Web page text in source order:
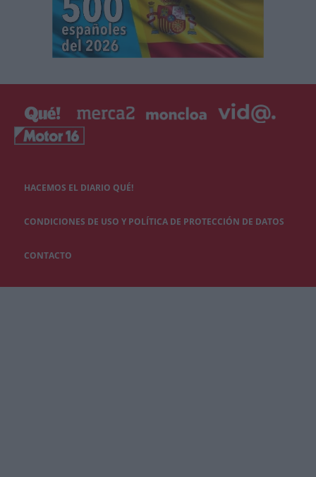
HACEMOS EL DIARIO QUÉ!
CONDICIONES DE USO Y POLÍTICA DE PROTECCIÓN DE DATOS
CONTACTO